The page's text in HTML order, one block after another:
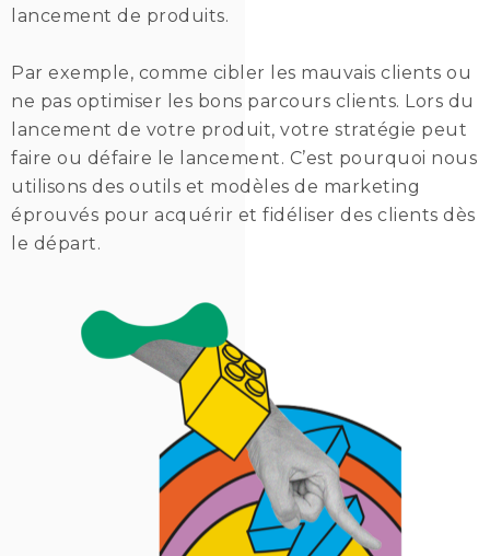
lancement de produits.
Par exemple, comme cibler les mauvais clients ou
ne pas optimiser les bons parcours clients. Lors du
lancement de votre produit, votre stratégie peut
faire ou défaire le lancement. C’est pourquoi nous
utilisons des outils et modèles de marketing
éprouvés pour acquérir et fidéliser des clients dès
le départ.